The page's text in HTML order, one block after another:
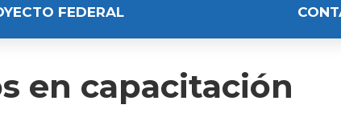
FEDERAL
en capacitación